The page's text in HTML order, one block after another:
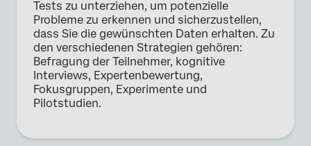
Tests zu unterziehen, um potenzielle
Probleme zu erkennen und sicherzustellen,
dass Sie die gewünschten Daten erhalten. Zu
den verschiedenen Strategien gehören:
Befragung der Teilnehmer, kognitive
Interviews, Expertenbewertung,
Fokusgruppen, Experimente und
Pilotstudien.